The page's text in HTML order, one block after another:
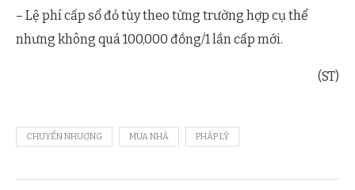
– Lệ phí cấp sổ đỏ tùy theo từng trường hợp cụ thể
nhưng không quá 100,000 đồng/1 lần cấp mới.
(ST)
CHUYỂN NHƯỢNG MUA NHÀ PHÁP LÝ